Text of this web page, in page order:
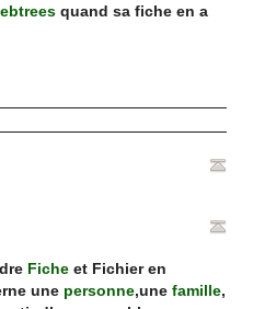
quand sa fiche en a
Fiche et Fichier en
une personne,unefamille,